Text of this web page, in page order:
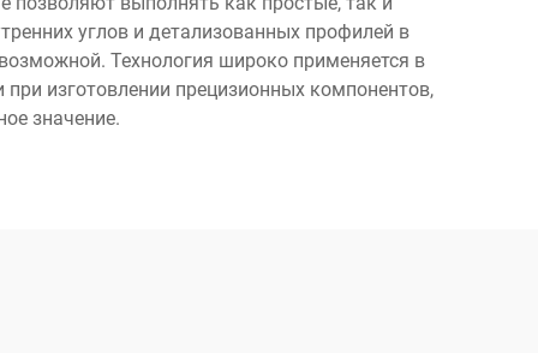
углов и детализованных профилей в
Технология широко применяется в
изготовлении прецизионных компонентов,
значение.